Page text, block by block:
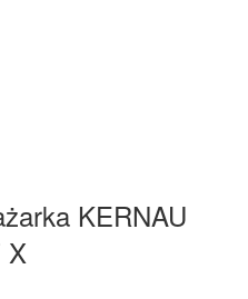
KERNAU
X